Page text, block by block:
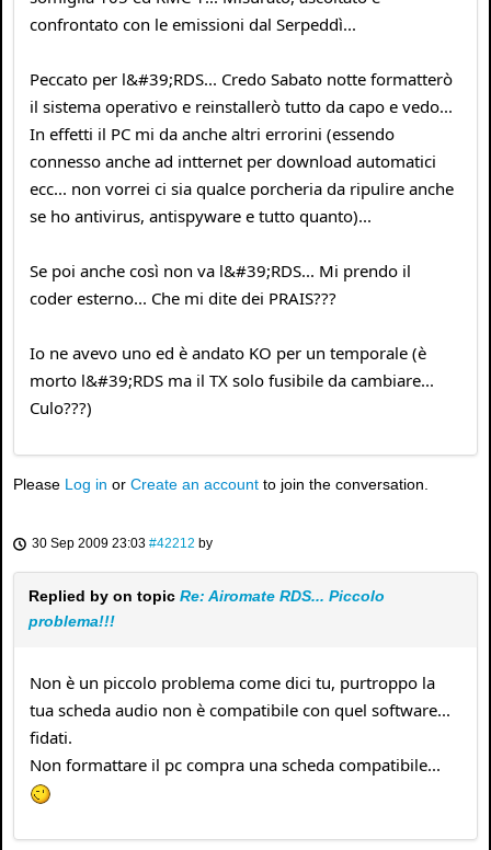
confrontato con le emissioni dal Serpeddì...
Peccato per l&#39;RDS... Credo Sabato notte formatterò
il sistema operativo e reinstallerò tutto da capo e vedo...
In effetti il PC mi da anche altri errorini (essendo
connesso anche ad intternet per download automatici
ecc... non vorrei ci sia qualce porcheria da ripulire anche
se ho antivirus, antispyware e tutto quanto)...
Se poi anche così non va l&#39;RDS... Mi prendo il
coder esterno... Che mi dite dei PRAIS???
Io ne avevo uno ed è andato KO per un temporale (è
morto l&#39;RDS ma il TX solo fusibile da cambiare...
Culo???)
Please Log in or Create an account to join the conversation.
30 Sep 2009 23:03 #42212 by
Replied by on topic Re: Airomate RDS... Piccolo
problema!!!
Non è un piccolo problema come dici tu, purtroppo la
tua scheda audio non è compatibile con quel software...
fidati.
Non formattare il pc compra una scheda compatibile...